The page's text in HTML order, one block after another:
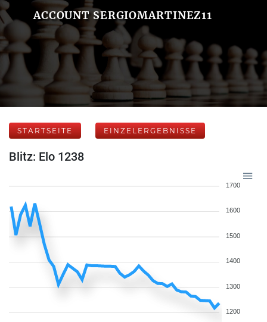
ACCOUNT SERGIOMARTINEZ11
STARTSEITE EINZELERGEBNISSE
Blitz: Elo 1238
1700
1600
1500
1400
1300
1200